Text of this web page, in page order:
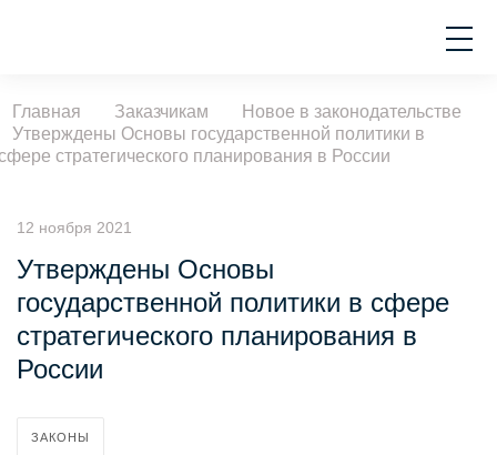
Главная Заказчикам
Новое в законодательстве
Утверждены Основы государственной политики в
стратегического планирования в России
12 ноября 2021
Утверждены Основы
государственной политики в сфере
стратегического планирования в
России
ЗАКОНЫ